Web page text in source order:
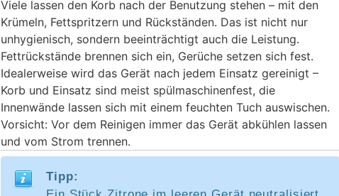
Viele lassen den Korb nach der Benutzung stehen – mit den
Krümeln, Fettspritzern und Rückständen. Das ist nicht nur
unhygienisch, sondern beeinträchtigt auch die Leistung.
Fettrückstände brennen sich ein, Gerüche setzen sich fest.
Idealerweise wird das Gerät nach jedem Einsatz gereinigt –
Korb und Einsatz sind meist spülmaschinenfest, die
Innenwände lassen sich mit einem feuchten Tuch auswischen.
Vorsicht: Vor dem Reinigen immer das Gerät abkühlen lassen
und vom Strom trennen.
Tipp: